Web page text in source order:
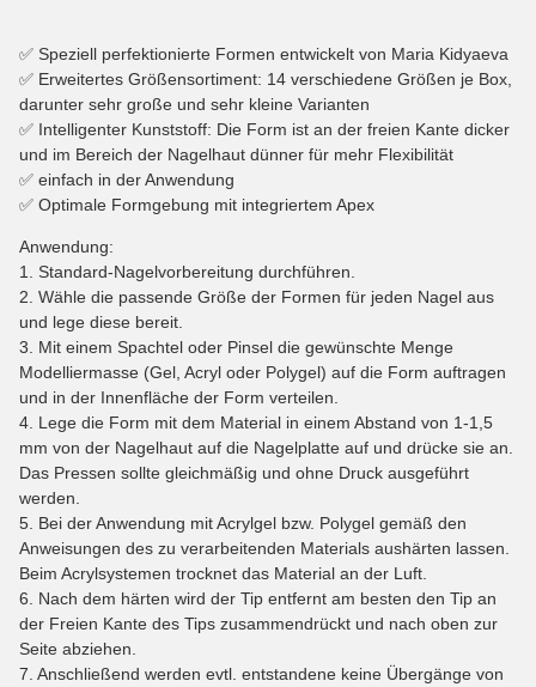
✅ Speziell perfektionierte Formen entwickelt von Maria Kidyaeva
✅ Erweitertes Größensortiment: 14 verschiedene Größen je Box,
darunter sehr große und sehr kleine Varianten
✅ Intelligenter Kunststoff: Die Form ist an der freien Kante dicker
und im Bereich der Nagelhaut dünner für mehr Flexibilität
✅ einfach in der Anwendung
✅ Optimale Formgebung mit integriertem Apex
Anwendung:
1. Standard-Nagelvorbereitung durchführen.
2. Wähle die passende Größe der Formen für jeden Nagel aus
und lege diese bereit.
3. Mit einem Spachtel oder Pinsel die gewünschte Menge
Modelliermasse (Gel, Acryl oder Polygel) auf die Form auftragen
und in der Innenfläche der Form verteilen.
4. Lege die Form mit dem Material in einem Abstand von 1-1,5
mm von der Nagelhaut auf die Nagelplatte auf und drücke sie an.
Das Pressen sollte gleichmäßig und ohne Druck ausgeführt
werden.
5. Bei der Anwendung mit Acrylgel bzw. Polygel gemäß den
Anweisungen des zu verarbeitenden Materials aushärten lassen.
Beim Acrylsystemen trocknet das Material an der Luft.
6. Nach dem härten wird der Tip entfernt am besten den Tip an
der Freien Kante des Tips zusammendrückt und nach oben zur
Seite abziehen.
7. Anschließend werden evtl. entstandene keine Übergänge von